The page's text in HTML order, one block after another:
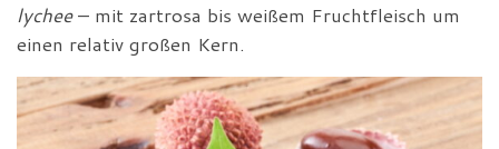
lychee– mit zartrosa bis weißem Fruchtfleisch um
einen relativ großen Kern.